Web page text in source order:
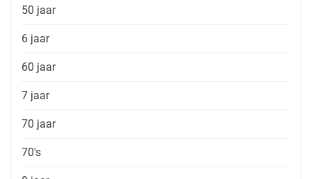
50 jaar
6 jaar
60 jaar
7 jaar
70 jaar
70's